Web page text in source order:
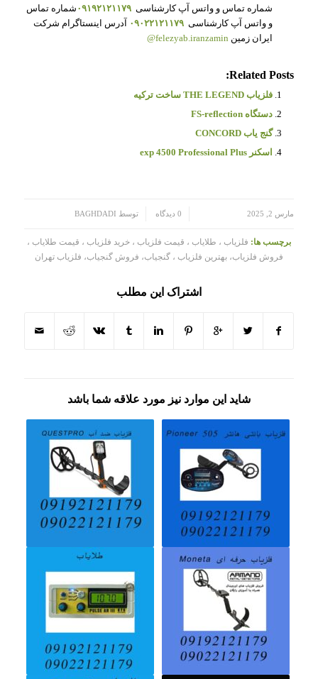
شماره تماس و واتس آپ کارشناسی ۰۹۱۹۲۱۲۱۱۷۹ شماره تماس
و واتس آپ کارشناسی ۰۹۰۲۲۱۲۱۱۷۹ آدرس اینستاگرام شرکت
ایران زمین felezyab.iranzamin@
Related Posts:
فلزیاب THE LEGEND ساخت ترکیه
دستگاه FS-reflection
گنج یاب CONCORD
اسکنر exp 4500 Professional Plus
مارس 2, 2025 0 دیدگاه توسط BAGHDADI
برچسب ها: فلزیاب ، طلایاب ، قیمت فلزیاب ، خرید فلزیاب ، قیمت طلایاب ،
فروش فلزیاب، بهترین فلزیاب ، گنجیاب، فروش گنجیاب، فلزیاب تهران
اشتراک این مطلب
شاید این موارد نیز مورد علاقه شما باشد